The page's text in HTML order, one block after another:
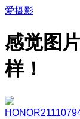
爱摄影
感觉图
样！